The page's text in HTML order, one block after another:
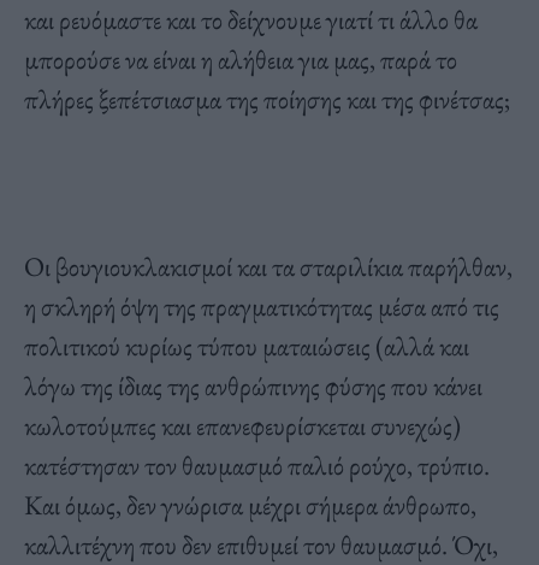
και ρευόμαστε και το δείχνουμε γιατί τι άλλο θα
μπορούσε να είναι η αλήθεια για μας, παρά το
πλήρες ξεπέτσιασμα της ποίησης και της φινέτσας;
Οι βουγιουκλακισμοί και τα σταριλίκια παρήλθαν,
η σκληρή όψη της πραγματικότητας μέσα από τις
πολιτικού κυρίως τύπου ματαιώσεις (αλλά και
λόγω της ίδιας της ανθρώπινης φύσης που κάνει
κωλοτούμπες και επανεφευρίσκεται συνεχώς)
κατέστησαν τον θαυμασμό παλιό ρούχο, τρύπιο.
Και όμως, δεν γνώρισα μέχρι σήμερα άνθρωπο,
καλλιτέχνη που δεν επιθυμεί τον θαυμασμό. Όχι,